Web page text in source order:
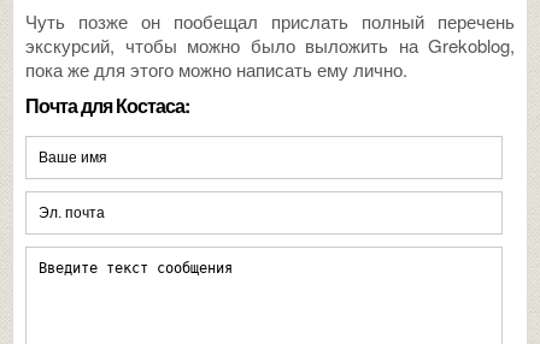
Чуть позже он пообещал прислать полный перечень
экскурсий, чтобы можно было выложить на Grekoblog,
пока же для этого можно написать ему лично.
Почта для Костаса: